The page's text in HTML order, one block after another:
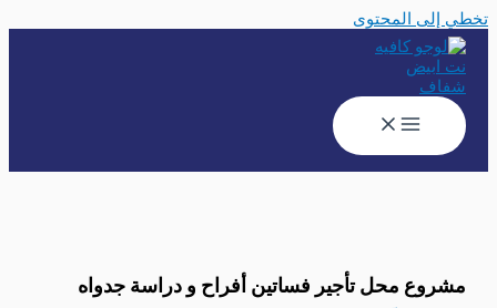
تخطي إلى المحتوى
مشروع محل تأجير فساتين أفراح و دراسة جدواه